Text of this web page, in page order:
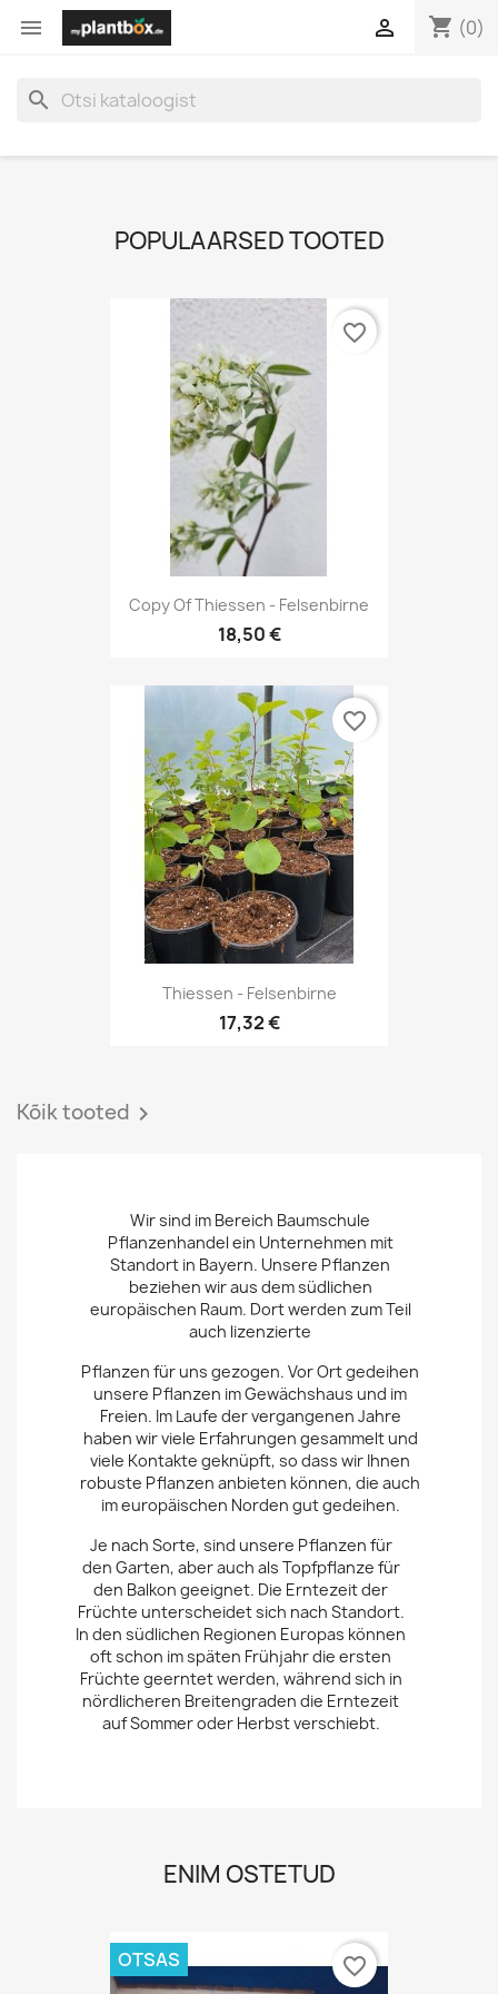
 shopping_cart (0)

search
POPULAARSED TOOTED
Copy Of Thiessen - Felsenbirne
18,50 €
favorite_border
Thiessen - Felsenbirne
17,32 €
favorite_border
Kõik tooted 
Wir sind im Bereich Baumschule
Pflanzenhandel ein Unternehmen mit
Standort in Bayern. Unsere Pflanzen
beziehen wir aus dem südlichen
europäischen Raum. Dort werden zum Teil
auch lizenzierte
Pflanzen für uns gezogen. Vor Ort gedeihen
unsere Pflanzen im Gewächshaus und im
Freien. Im Laufe der vergangenen Jahre
haben wir viele Erfahrungen gesammelt und
viele Kontakte geknüpft, so dass wir Ihnen
robuste Pflanzen anbieten können, die auch
im europäischen Norden gut gedeihen.
Je nach Sorte, sind unsere Pflanzen für
den Garten, aber auch als Topfpflanze für
den Balkon geeignet. Die Erntezeit der
Früchte unterscheidet sich nach Standort.
In den südlichen Regionen Europas können
oft schon im späten Frühjahr die ersten
Früchte geerntet werden, während sich in
nördlicheren Breitengraden die Erntezeit
auf Sommer oder Herbst verschiebt.
ENIM OSTETUD
OTSAS favorite_border